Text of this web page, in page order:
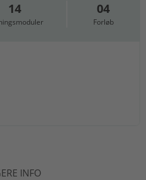
14 04
Forløb
INFO